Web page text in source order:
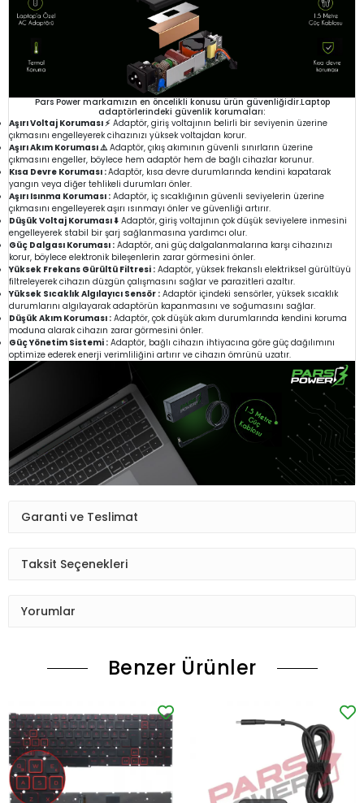
Pars Power markamızın en öncelikli konusu ürün güvenliğidir.Laptop
adaptörlerindeki güvenlik korumaları:
Aşırı Voltaj Koruması ⚡ Adaptör, giriş voltajının belirli bir seviyenin üzerine
çıkmasını engelleyerek cihazınızı yüksek voltajdan korur.
Aşırı Akım Koruması ⚠️Adaptör, çıkış akımının güvenli sınırların üzerine
çıkmasını engeller, böylece hem adaptör hem de bağlı cihazlar korunur.
Kısa Devre Koruması :Adaptör, kısa devre durumlarında kendini kapatarak
yangın veya diğer tehlikeli durumları önler.
Aşırı Isınma Koruması : Adaptör, iç sıcaklığının güvenli seviyelerin üzerine
çıkmasını engelleyerek aşırı ısınmayı önler ve güvenliği artırır.
Düşük Voltaj Koruması ⬇️ Adaptör, giriş voltajının çok düşük seviyelere inmesini
engelleyerek stabil bir şarj sağlanmasına yardımcı olur.
Güç Dalgası Koruması : Adaptör, ani güç dalgalanmalarına karşı cihazınızı
korur, böylece elektronik bileşenlerin zarar görmesini önler.
Yüksek Frekans Gürültü Filtresi : Adaptör, yüksek frekanslı elektriksel gürültüyü
filtreleyerek cihazın düzgün çalışmasını sağlar ve parazitleri azaltır.
Yüksek Sıcaklık Algılayıcı Sensör : Adaptör içindeki sensörler, yüksek sıcaklık
durumlarını algılayarak adaptörün kapanmasını ve soğumasını sağlar.
Düşük Akım Koruması : Adaptör, çok düşük akım durumlarında kendini koruma
moduna alarak cihazın zarar görmesini önler.
Güç Yönetim Sistemi : Adaptör, bağlı cihazın ihtiyacına göre güç dağılımını
optimize ederek enerji verimliliğini artırır ve cihazın ömrünü uzatır.
Garanti ve Teslimat
Taksit Seçenekleri
Yorumlar
Benzer Ürünler